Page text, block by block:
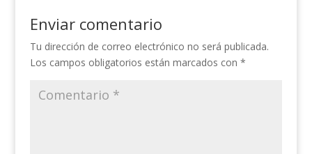
Enviar comentario
Tu dirección de correo electrónico no será publicada.
Los campos obligatorios están marcados con *